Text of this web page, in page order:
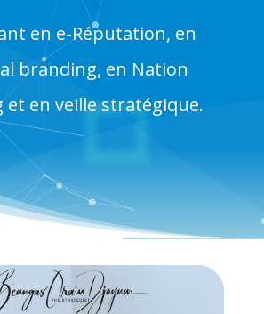
en e-Réputation, en
branding, en Nation
en veille stratégique.